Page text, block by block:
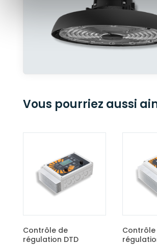
Vous pourriez aussi
Contrôle de
régulation DTD
Contrôle de
régulation